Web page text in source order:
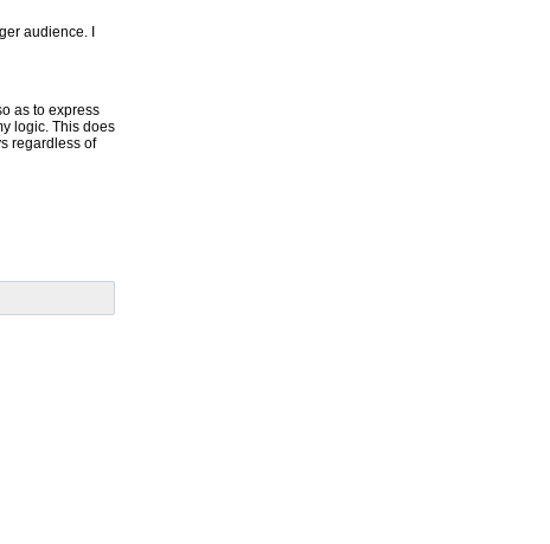
audience. I
as to express
logic. This does
regardless of